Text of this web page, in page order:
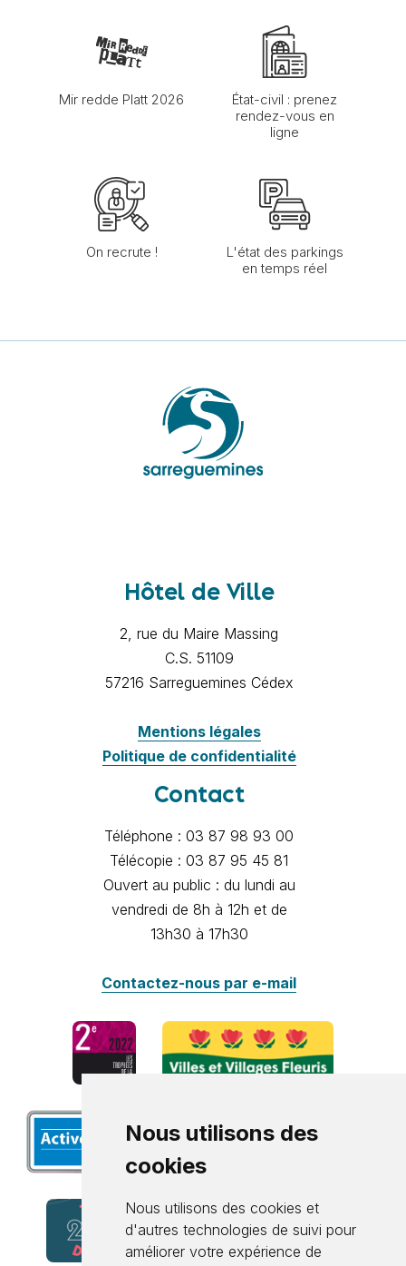
Nous utilisons des
cookies
Nous utilisons des cookies et
d'autres technologies de suivi pour
améliorer votre expérience de
Mir redde Platt 2026
État-civil : prenez
rendez-vous en
ligne
On recrute !
L'état des parkings
en temps réel
Hôtel de Ville
2, rue du Maire Massing
C.S. 51109
57216 Sarreguemines Cédex
Mentions légales
Politique de confidentialité
Contact
Téléphone : 03 87 98 93 00
Télécopie : 03 87 95 45 81
Ouvert au public : du lundi au
vendredi de 8h à 12h et de
13h30 à 17h30
Contactez-nous par e-mail